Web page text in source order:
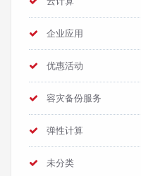
企业应用
优惠活动
容灾备份服务
弹性计算
未分类